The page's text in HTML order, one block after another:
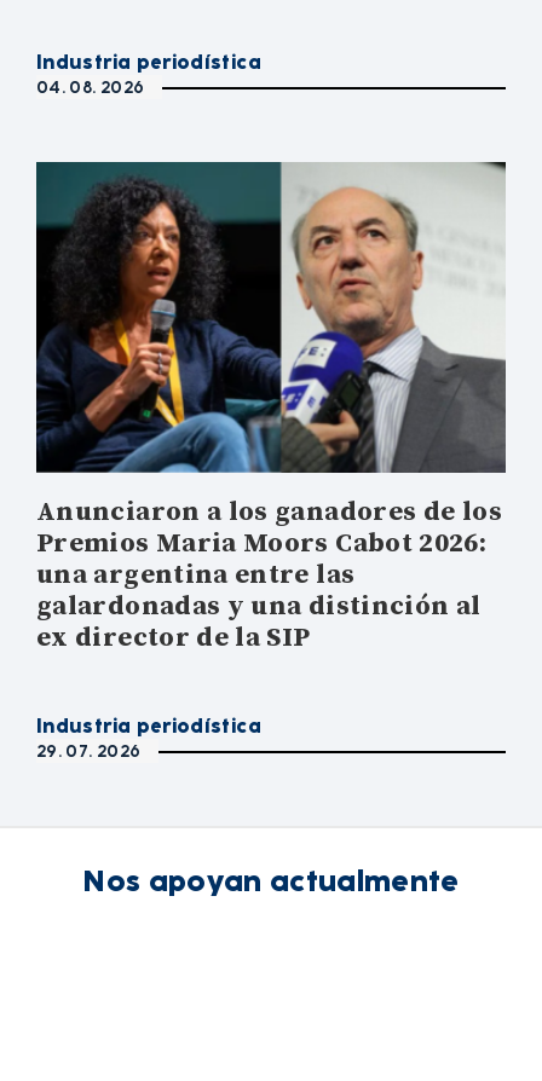
Industria periodística
04. 08. 2026
Anunciaron a los ganadores de los
Premios Maria Moors Cabot 2026:
una argentina entre las
galardonadas y una distinción al
ex director de la SIP
Industria periodística
29. 07. 2026
Nos apoyan actualmente